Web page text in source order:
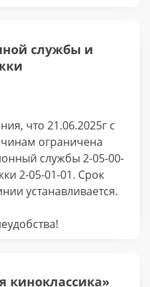
службы и
что 21.06.2025г с
ограничена
службы 2-05-00-
2-05-01-01. Срок
устанавливается.
киноклассика»